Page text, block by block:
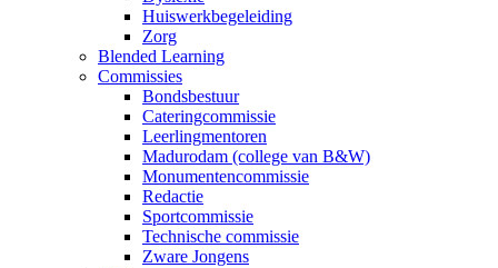
Huiswerkbegeleiding
Zorg
Blended Learning
Commissies
Bondsbestuur
Cateringcommissie
Leerlingmentoren
Madurodam (college van B&W)
Monumentencommissie
Redactie
Sportcommissie
Technische commissie
Zware Jongens